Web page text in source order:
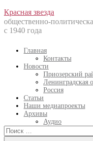
Перейти
к
содержанию
Красная звезда
общественно-
с 1940 года
Главная
Контакты
Новости
Приозерский
Ленинградская
Россия
Статьи
Наши медиапроекты
Архивы
Аудио
Искать: